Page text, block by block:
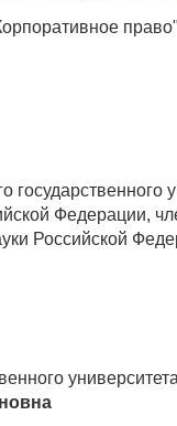
Федерации,
Российской